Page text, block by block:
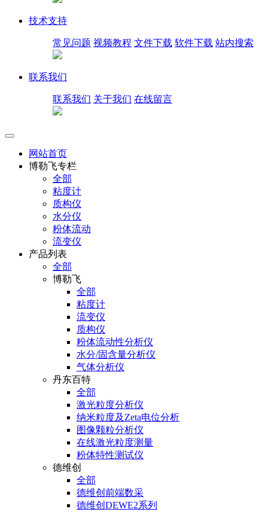
技术支持
常见问题 视频教程 文件下载 软件下载 站内搜索
联系我们
联系我们 关于我们 在线留言
网站首页
博勒飞专栏
全部
粘度计
质构仪
水分仪
粉体流动
流变仪
产品列表
全部
博勒飞
全部
粘度计
流变仪
质构仪
粉体流动性分析仪
水分/固含量分析仪
气体分析仪
丹东百特
全部
激光粒度分析仪
纳米粒度及Zeta电位分析
图像颗粒分析仪
在线激光粒度测量
粉体特性测试仪
德维创
全部
德维创前端数采
德维创DEWE2系列